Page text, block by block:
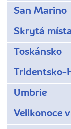
San Marino
Skrytá
Toskánsko
Tridentsko-
Umbrie
Velikonoce